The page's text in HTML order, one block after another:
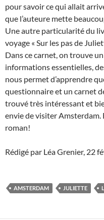
pour savoir ce qui allait
que l’auteure mette
Une autre particularité du
voyage « Sur les pas de
Dans ce carnet, on trouve
informations essentielles,
nous permet d’apprendre
questionnaire et un carnet
trouvé très intéressant et
envie de visiter Amsterdam.
roman!
Rédigé par Léa Grenier, 22
AMSTERDAM JULIETTE